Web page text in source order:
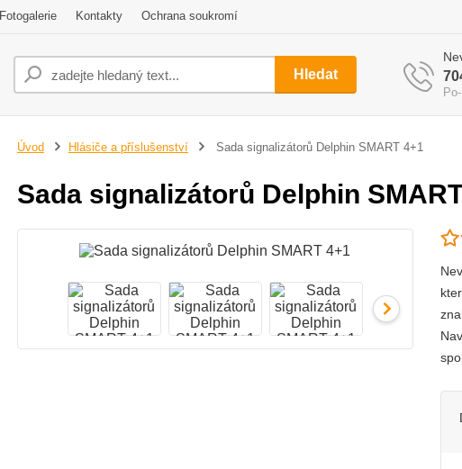
Fotogalerie Kontakty Ochrana soukromí
Hledat
Úvod Hlásiče a příslušenství Sada signalizátorů Delphin SMART 4+1
Sada signalizátorů Delphin